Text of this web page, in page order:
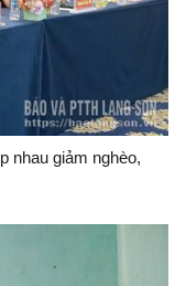
nhau giảm nghèo,